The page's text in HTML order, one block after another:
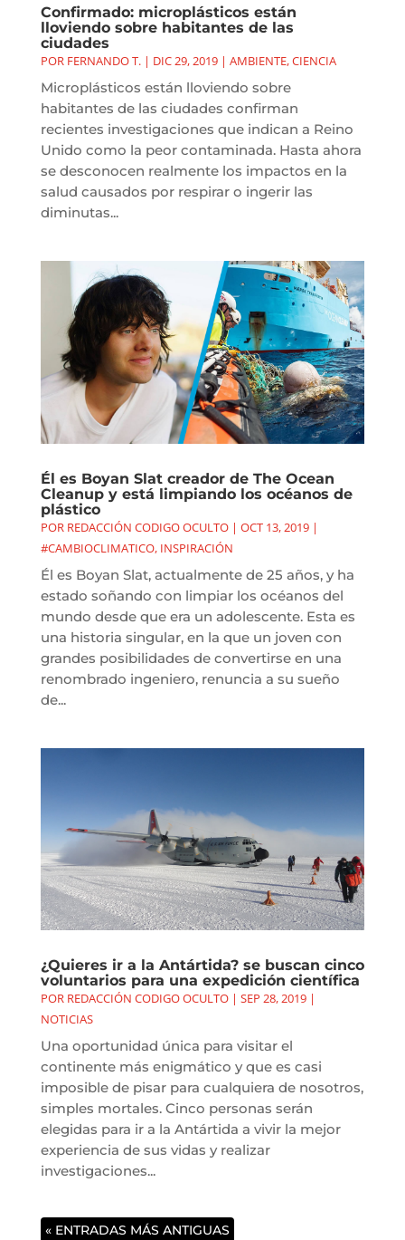
Confirmado: microplásticos están
lloviendo sobre habitantes de las
ciudades
POR FERNANDO T.| DIC 29, 2019| AMBIENTE,CIENCIA
Microplásticos están lloviendo sobre
habitantes de las ciudades confirman
recientes investigaciones que indican a Reino
Unido como la peor contaminada. Hasta ahora
se desconocen realmente los impactos en la
salud causados por respirar o ingerir las
diminutas...
Él es Boyan Slat creador de The Ocean
Cleanup y está limpiando los océanos de
plástico
POR REDACCIÓN CODIGO OCULTO| OCT 13, 2019|
#CAMBIOCLIMATICO, INSPIRACIÓN
Él es Boyan Slat, actualmente de 25 años, y ha
estado soñando con limpiar los océanos del
mundo desde que era un adolescente. Esta es
una historia singular, en la que un joven con
grandes posibilidades de convertirse en una
renombrado ingeniero, renuncia a su sueño
de...
¿Quieres ir a la Antártida? se buscan cinco
voluntarios para una expedición científica
POR REDACCIÓN CODIGO OCULTO| SEP 28, 2019|
NOTICIAS
Una oportunidad única para visitar el
continente más enigmático y que es casi
imposible de pisar para cualquiera de nosotros,
simples mortales. Cinco personas serán
elegidas para ir a la Antártida a vivir la mejor
experiencia de sus vidas y realizar
investigaciones...
« ENTRADAS MÁS ANTIGUAS